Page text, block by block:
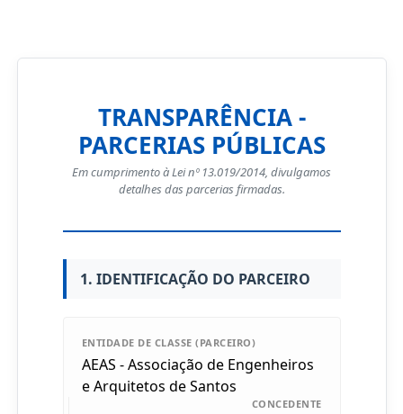
TRANSPARÊNCIA -
PARCERIAS PÚBLICAS
Em cumprimento à Lei nº 13.019/2014, divulgamos
detalhes das parcerias firmadas.
1. IDENTIFICAÇÃO DO PARCEIRO
ENTIDADE DE CLASSE (PARCEIRO)
AEAS - Associação de Engenheiros
e Arquitetos de Santos
CONCEDENTE